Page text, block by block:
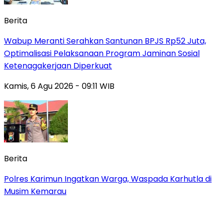
Berita
Wabup Meranti Serahkan Santunan BPJS Rp52 Juta,
Optimalisasi Pelaksanaan Program Jaminan Sosial
Ketenagakerjaan Diperkuat
Kamis, 6 Agu 2026 - 09:11 WIB
Berita
Polres Karimun Ingatkan Warga, Waspada Karhutla di
Musim Kemarau